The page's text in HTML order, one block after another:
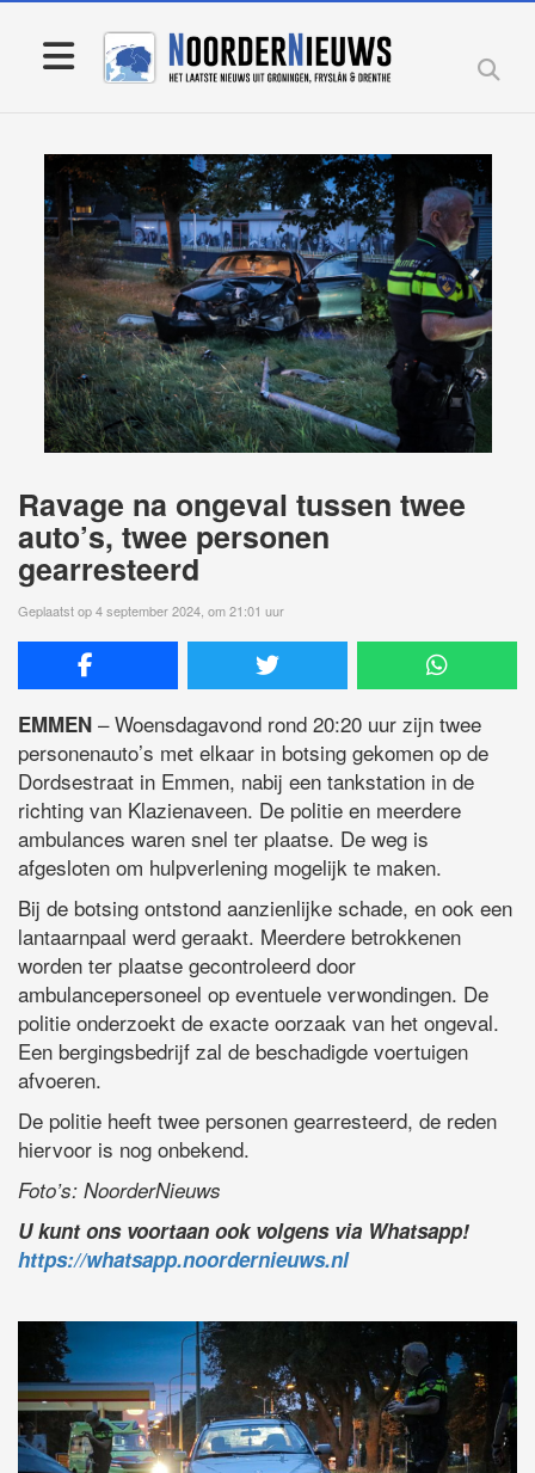
Ravage na ongeval tussen twee
auto’s, twee personen
gearresteerd
Geplaatst op 4 september 2024, om 21:01 uur
EMMEN – Woensdagavond rond 20:20 uur zijn twee
personenauto’s met elkaar in botsing gekomen op de
Dordsestraat in Emmen, nabij een tankstation in de
richting van Klazienaveen. De politie en meerdere
ambulances waren snel ter plaatse. De weg is
afgesloten om hulpverlening mogelijk te maken.
Bij de botsing ontstond aanzienlijke schade, en ook een
lantaarnpaal werd geraakt. Meerdere betrokkenen
worden ter plaatse gecontroleerd door
ambulancepersoneel op eventuele verwondingen. De
politie onderzoekt de exacte oorzaak van het ongeval.
Een bergingsbedrijf zal de beschadigde voertuigen
afvoeren.
De politie heeft twee personen gearresteerd, de reden
hiervoor is nog onbekend.
Foto’s: NoorderNieuws
U kunt ons voortaan ook volgens via Whatsapp!
https://whatsapp.noordernieuws.nl